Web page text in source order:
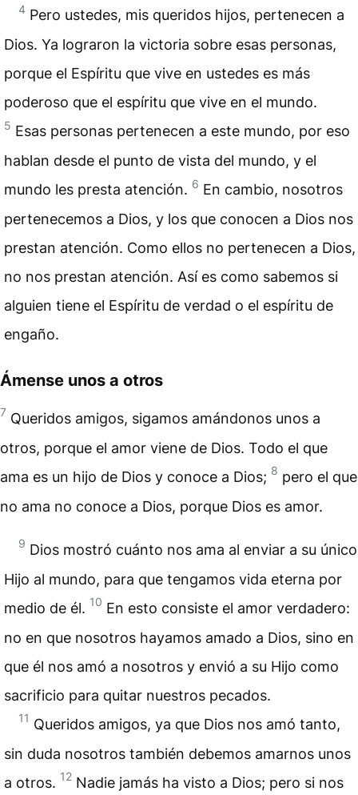
4 Pero ustedes, mis queridos hijos, pertenecen a
Dios. Ya lograron la victoria sobre esas personas,
porque el Espíritu que vive en ustedes es más
poderoso que el espíritu que vive en el mundo.
5 Esas personas pertenecen a este mundo, por eso
hablan desde el punto de vista del mundo, y el
mundo les presta atención. 6 En cambio, nosotros
pertenecemos a Dios, y los que conocen a Dios nos
prestan atención. Como ellos no pertenecen a Dios,
no nos prestan atención. Así es como sabemos si
alguien tiene el Espíritu de verdad o el espíritu de
engaño.
Ámense unos a otros
7 Queridos amigos, sigamos amándonos unos a
otros, porque el amor viene de Dios. Todo el que
ama es un hijo de Dios y conoce a Dios; 8 pero el que
no ama no conoce a Dios, porque Dios es amor.
9 Dios mostró cuánto nos ama al enviar a su único
Hijo al mundo, para que tengamos vida eterna por
medio de él. 10 En esto consiste el amor verdadero:
no en que nosotros hayamos amado a Dios, sino en
que él nos amó a nosotros y envió a su Hijo como
sacrificio para quitar nuestros pecados.
11 Queridos amigos, ya que Dios nos amó tanto,
sin duda nosotros también debemos amarnos unos
a otros. 12 Nadie jamás ha visto a Dios; pero si nos